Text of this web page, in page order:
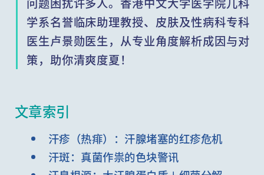
学系名誉临床助理教授、皮肤及性病科专科
医生卢景勋医生，从专业角度解析成因与对
策，助你清爽度夏！
文章索引
汗疹（热痱）：汗腺堵塞的红疹危机
汗斑：真菌作祟的色块警讯